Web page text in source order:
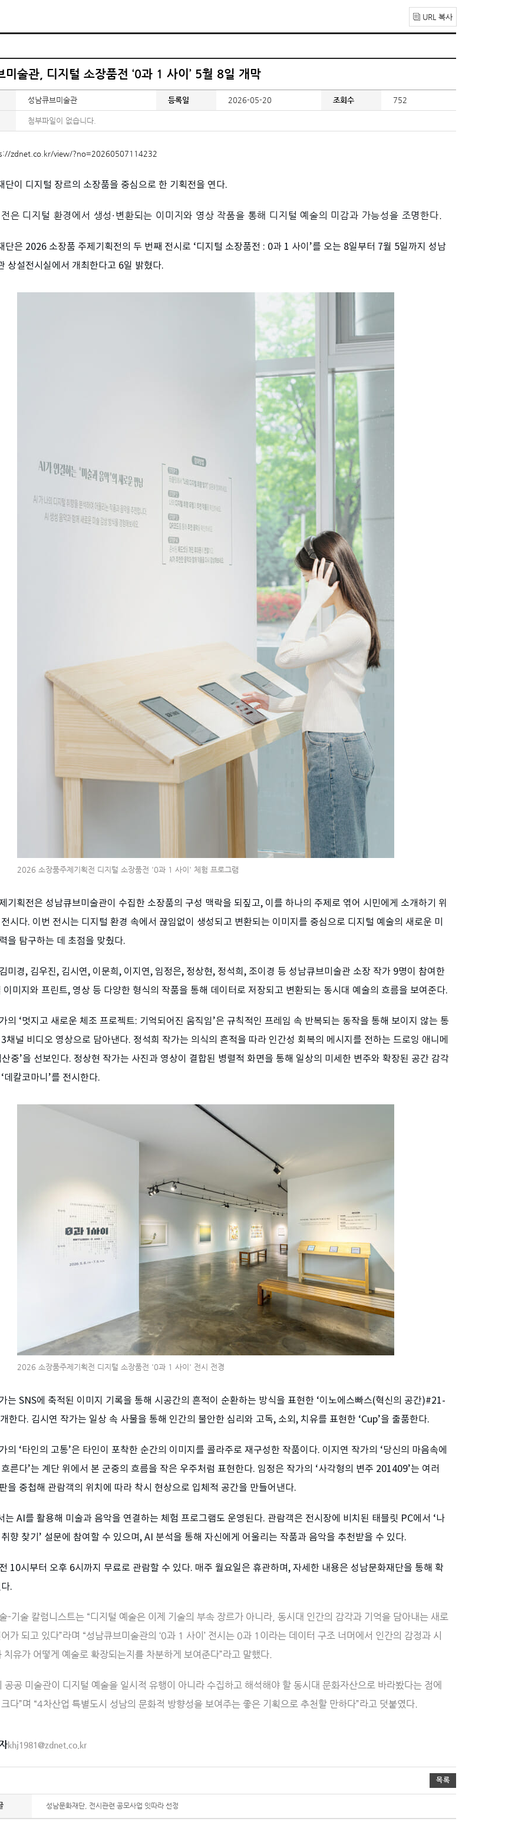
URL 복사
미술관, 디지털 소장품전 ‘0과 1 사이’ 5월 8일 개막
성남큐브미술관 등록일 2026-05-20 조회수 752
첨부파일이 없습니다.
zdnet.co.kr/view/?no=20260507114232
단이 디지털 장르의 소장품을 중심으로 한 기획전을 연다.
은 디지털 환경에서 생성·변환되는 이미지와 영상 작품을 통해 디지털 예술의 미감과 가능성을 조명한다.
단은 2026 소장품 주제기획전의 두 번째 전시로 ‘디지털 소장품전 : 0과 1 사이’를 오는 8일부터 7월 5일까지 성남
상설전시실에서 개최한다고 6일 밝혔다.
2026 소장품주제기획전 디지털 소장품전 '0과 1 사이' 체험 프로그램
기획전은 성남큐브미술관이 수집한 소장품의 구성 맥락을 되짚고, 이를 하나의 주제로 엮어 시민에게 소개하기 위
시다. 이번 전시는 디지털 환경 속에서 끊임없이 생성되고 변환되는 이미지를 중심으로 디지털 예술의 새로운 미
을 탐구하는 데 초점을 맞췄다.
미경, 김우진, 김시연, 이문희, 이지연, 임정은, 정상현, 정석희, 조이경 등 성남큐브미술관 소장 작가 9명이 참여한
이미지와 프린트, 영상 등 다양한 형식의 작품을 통해 데이터로 저장되고 변환되는 동시대 예술의 흐름을 보여준다.
의 ‘멋지고 새로운 체조 프로젝트: 기억되어진 움직임’은 규칙적인 프레임 속 반복되는 동작을 통해 보이지 않는 통
채널 비디오 영상으로 담아낸다. 정석희 작가는 의식의 흔적을 따라 인간성 회복의 메시지를 전하는 드로잉 애니메
산중’을 선보인다. 정상현 작가는 사진과 영상이 결합된 병렬적 화면을 통해 일상의 미세한 변주와 확장된 공간 감각
데칼코마니’를 전시한다.
2026 소장품주제기획전 디지털 소장품전 '0과 1 사이' 전시 전경
는 SNS에 축적된 이미지 기록을 통해 시공간의 흔적이 순환하는 방식을 표현한 ‘이노에스빠스(혁신의 공간)#21-
한다. 김시연 작가는 일상 속 사물을 통해 인간의 불안한 심리와 고독, 소외, 치유를 표현한 ‘Cup’을 출품한다.
의 ‘타인의 고통’은 타인이 포착한 순간의 이미지를 콜라주로 재구성한 작품이다. 이지연 작가의 ‘당신의 마음속에
른다’는 계단 위에서 본 군중의 흐름을 작은 우주처럼 표현한다. 임정은 작가의 ‘사각형의 변주 201409’는 여러
을 중첩해 관람객의 위치에 따라 착시 현상으로 입체적 공간을 만들어낸다.
는 AI를 활용해 미술과 음악을 연결하는 체험 프로그램도 운영된다. 관람객은 전시장에 비치된 태블릿 PC에서 ‘나
향 찾기’ 설문에 참여할 수 있으며, AI 분석을 통해 자신에게 어울리는 작품과 음악을 추천받을 수 있다.
10시부터 오후 6시까지 무료로 관람할 수 있다. 매주 월요일은 휴관하며, 자세한 내용은 성남문화재단을 통해 확
.
-기술 칼럼니스트는 “디지털 예술은 이제 기술의 부속 장르가 아니라, 동시대 인간의 감각과 기억을 담아내는 새로
가 되고 있다”라며 “성남큐브미술관의 ‘0과 1 사이’ 전시는 0과 1이라는 데이터 구조 너머에서 인간의 감정과 시
치유가 어떻게 예술로 확장되는지를 차분하게 보여준다”라고 말했다.
공공 미술관이 디지털 예술을 일시적 유행이 아니라 수집하고 해석해야 할 동시대 문화자산으로 바라봤다는 점에
다”며 “4차산업 특별도시 성남의 문화적 방향성을 보여주는 좋은 기획으로 추천할 만하다”라고 덧붙였다.
khj1981@zdnet.co.kr
목록
성남문화재단, 전시관련 공모사업 잇따라 선정